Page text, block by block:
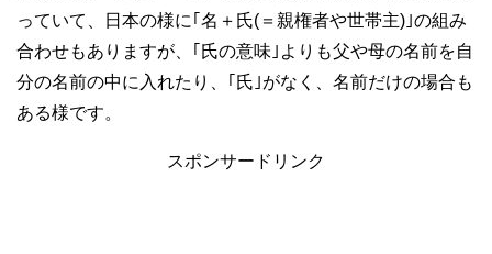
っていて、日本の様に｢名＋氏(＝親権者や世帯主)｣の組み
合わせもありますが、｢氏の意味｣よりも父や母の名前を自
分の名前の中に入れたり、｢氏｣がなく、名前だけの場合も
ある様です。
スポンサードリンク